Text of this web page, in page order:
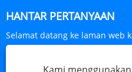
HANTAR PERTANYAAN
Selamat datang ke laman web
produk atau senarai harga
kepada kami dan kami akan